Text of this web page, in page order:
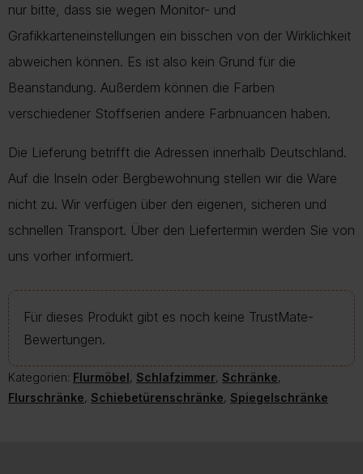
nur bitte, dass sie wegen Monitor- und
Grafikkarteneinstellungen ein bisschen von der Wirklichkeit
abweichen können. Es ist also kein Grund für die
Beanstandung. Außerdem können die Farben
verschiedener Stoffserien andere Farbnuancen haben.
Die Lieferung betrifft die Adressen innerhalb Deutschland.
Auf die Inseln oder Bergbewohnung stellen wir die Ware
nicht zu. Wir verfügen über den eigenen, sicheren und
schnellen Transport. Über den Liefertermin werden Sie von
uns vorher informiert.
Für dieses Produkt gibt es noch keine TrustMate-
Bewertungen.
Kategorien: Flurmöbel, Schlafzimmer, Schränke,
Flurschränke, Schiebetürenschränke, Spiegelschränke